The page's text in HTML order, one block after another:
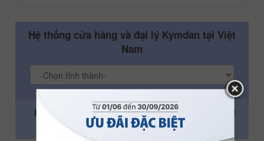
Hệ thống cửa hàng và đại lý Kymdan tại Việt
Nam
Hệ thống cửa hàng và đại lý Kymdan tại Úc
(Australia)